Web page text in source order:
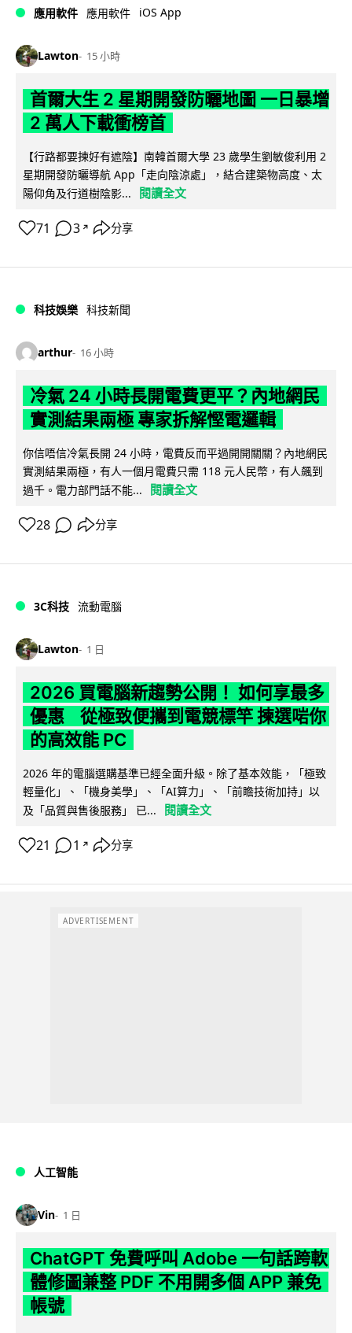
應用軟件 應用軟件 iOS App
Lawton 15 小時
首爾大生 2 星期開發防曬地圖 一日暴增
2 萬人下載衝榜首
【行路都要揀好有遮陰】南韓首爾大學 23 歲學生劉敏俊利用 2
星期開發防曬導航 App「走向陰涼處」，結合建築物高度、太
陽仰角及行道樹陰影...
閱讀全文
71 3 ↗ 分享
科技娛樂 科技新聞
arthur 16 小時
冷氣 24 小時長開電費更平？內地網民
實測結果兩極 專家拆解慳電邏輯
你信唔信冷氣長開 24 小時，電費反而平過開開關關？內地網民
實測結果兩極，有人一個月電費只需 118 元人民幣，有人飆到
過千。電力部門話不能...
閱讀全文
28 分享
3C科技 流動電腦
Lawton 1 日
2026 買電腦新趨勢公開！ 如何享最多
優惠 從極致便攜到電競標竿 揀選啱你
的高效能 PC
2026 年的電腦選購基準已經全面升級。除了基本效能，「極致
輕量化」、「機身美學」、「AI算力」、「前瞻技術加持」以
及「品質與售後服務」 已...
閱讀全文
21 1 ↗ 分享
ADVERTISEMENT
人工智能
Vin 1 日
ChatGPT 免費呼叫 Adobe 一句話跨軟
體修圖兼整 PDF 不用開多個 APP 兼免
帳號